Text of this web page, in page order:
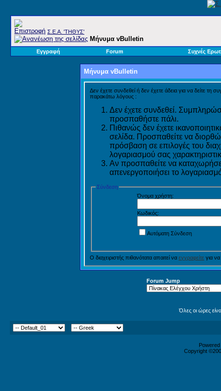
Σ.E.A. 'ΤΗΘΥΣ'
Μήνυμα vBulletin
Εγγραφή Forum Συχνές
Μήνυμα vBulletin
Δεν έχετε συνδεθεί ή δεν έχετε άδεια για να δείτε τη
παρακάτω λόγους :
Δεν έχετε συνδεθεί.
προσπαθήστε πάλι.
Πιθανώς δεν έχετε
σελίδα. Προσπαθείτε να
πρόσβαση σε επιλογές του
λογαριασμού σας
Αν προσπαθείτε να
απενεργοποιήσει το
Σύνδεση
Όνομα χρήστη:
Κωδικός:
Αυτόματη Σύνδεση
Ο διαχειριστής πιθανότατα απαιτεί να εγγραφείτε για
Forum Jump
Όλες οι ώρες
Copyright